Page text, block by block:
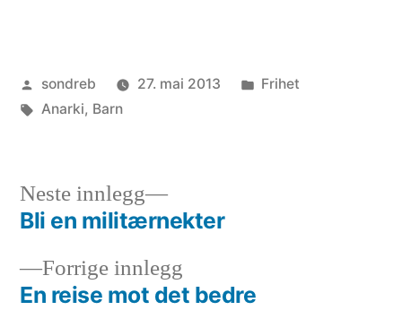
Publisert
av
sondreb 27. mai 2013
Publisert
Frihet
Stikkord:
Anarki, Barn
Innleggsnavigasjon
Forrige innlegg
innlegg:
En reise mot det bedre
Neste innlegg
Neste
innlegg:
Bli en militærnekter